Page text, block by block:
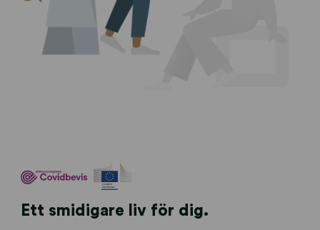
Ett smidigare liv för dig.